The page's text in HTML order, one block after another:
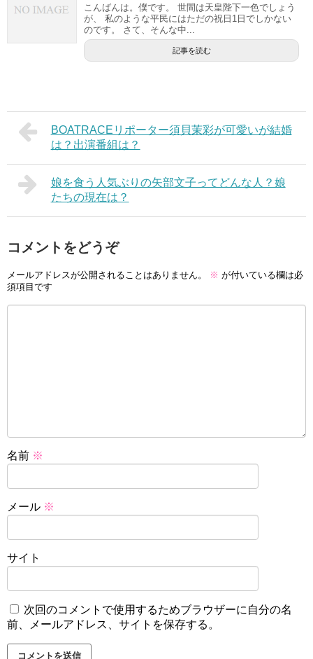
こんばんは。僕です。 世間は天皇陛下一色でしょう
が、 私のような平民にはただの祝日1日でしかない
のです。 さて、そんな中...
記事を読む
BOATRACEリポーター須貝茉彩が可愛いが結婚
は？出演番組は？
娘を食う人気ぶりの矢部文子ってどんな人？娘
たちの現在は？
コメントをどうぞ
メールアドレスが公開されることはありません。 ※ が付いている欄は必
須項目です
名前 ※
メール ※
サイト
次回のコメントで使用するためブラウザーに自分の名
前、メールアドレス、サイトを保存する。